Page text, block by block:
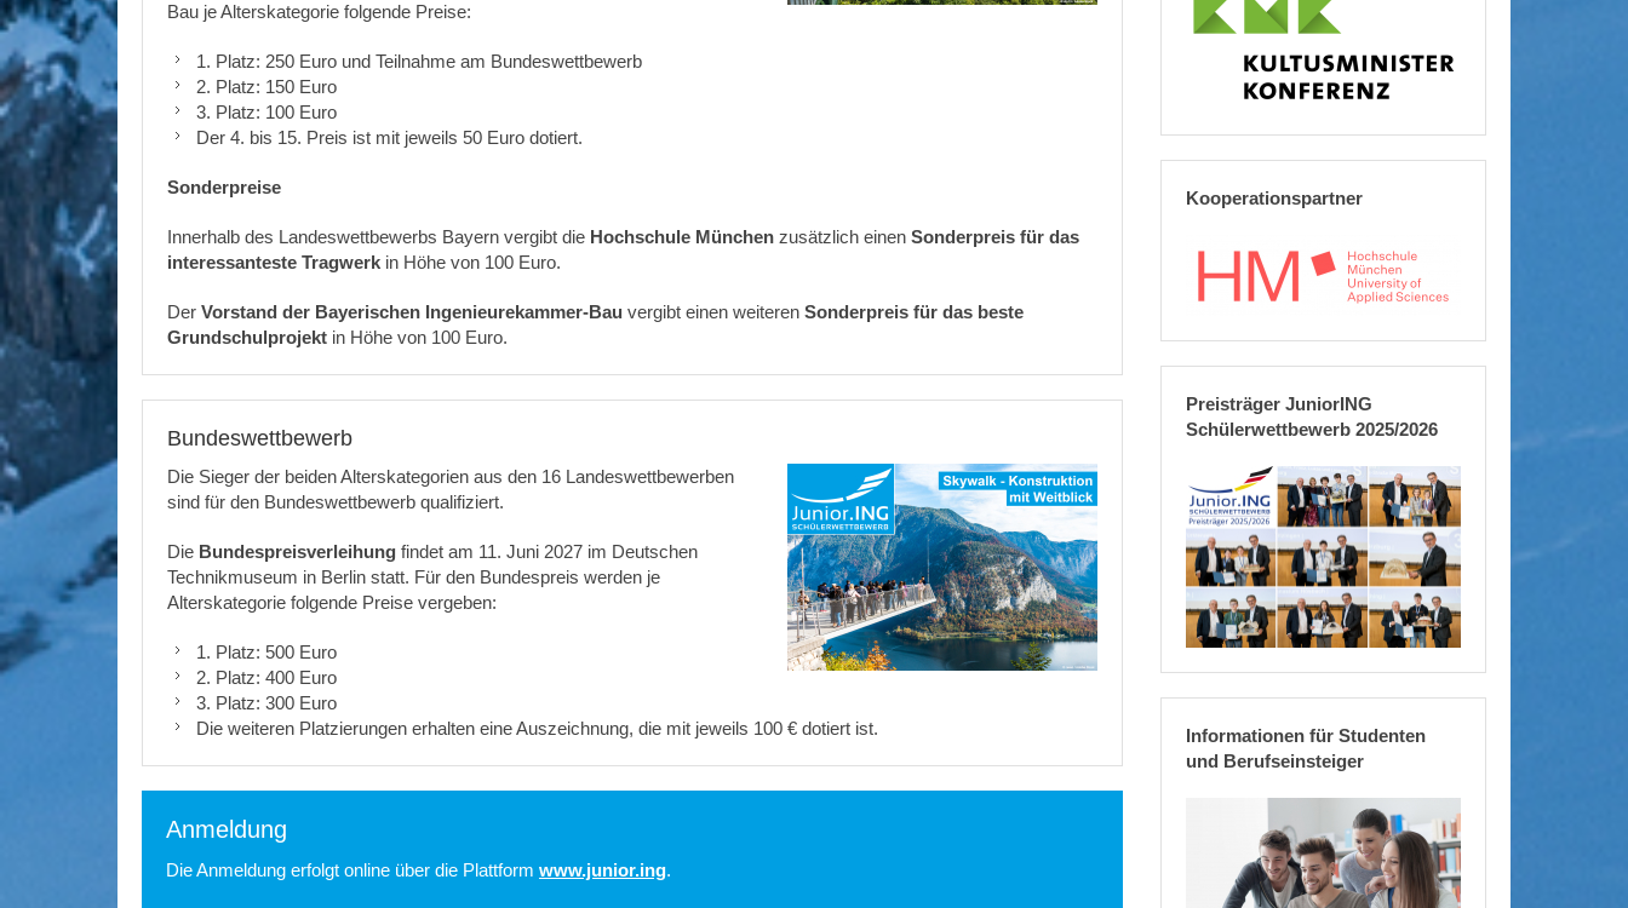
Bau je Alterskategorie folgende Preise:
1. Platz: 250 Euro und Teilnahme am Bundeswettbewerb
2. Platz: 150 Euro
3. Platz: 100 Euro
Der 4. bis 15. Preis ist mit jeweils 50 Euro dotiert.
Sonderpreise
Innerhalb des Landeswettbewerbs Bayern vergibt die Hochschule München zusätzlich einen Sonderpreis für das
interessanteste Tragwerk in Höhe von 100 Euro.
Der Vorstand der Bayerischen Ingenieurekammer-Bau vergibt einen weiteren Sonderpreis für das beste
Grundschulprojekt in Höhe von 100 Euro.
Bundeswettbewerb
Die Sieger der beiden Alterskategorien aus den 16 Landeswettbewerben
sind für den Bundeswettbewerb qualifiziert.
Die Bundespreisverleihung findet am 11. Juni 2027 im Deutschen
Technikmuseum in Berlin statt. Für den Bundespreis werden je
Alterskategorie folgende Preise vergeben:
1. Platz: 500 Euro
2. Platz: 400 Euro
3. Platz: 300 Euro
Die weiteren Platzierungen erhalten eine Auszeichnung, die mit jeweils 100 € dotiert ist.
Anmeldung
Die Anmeldung erfolgt online über die Plattform www.junior.ing.
Kooperationspartner
Preisträger JuniorING
Schülerwettbewerb 2025/2026
Informationen für Studenten
und Berufseinsteiger